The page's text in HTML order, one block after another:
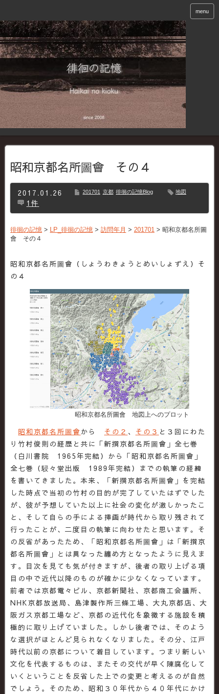
menu
昭和京都名所圖會 その４
2017.01.26 201701 京都 徘徊の記憶Blog 地図
1件
徘徊の記憶 > LP_徘徊の記憶 > 訪問年月 > 201701 > 昭和京都名所圖
會 その４
昭和京都名所圖會（しょうわきょうとめいしょずえ）そ
の４
昭和京都名所圖會 地図上へのプロット
昭和京都名所圖會から その２ 、 その３ と３回にわた
り竹村俊則の経歴と共に「新撰京都名所圖會」全七巻
（白川書院 1965年完結）から「昭和京都名所圖會」
全七巻（駸々堂出版 1989年完結）までの執筆の経緯
を書いてきました。本来、「新撰京都名所圖會」を完結
した時点で当初の竹村の目的が完了していたはずでした
が、彼が予想していた以上に社会の変化が激しかったこ
と、そして自らの手による挿画が時代から取り残されて
行ったことが、二度目の執筆に向わせたと思います。そ
の反省があったため、「昭和京都名所圖會」は「新撰京
都名所圖會」とは異なった纏め方となったように見えま
す。目次を見ても気が付きますが、後者の取り上げる項
目の中で近代以降のものが確かに少なくなっています。
前者では京都電々ビル、京都新聞社、京都商工会議所、
NHK京都放送局、島津製作所三條工場、大丸京都店、大
阪ガス京都工場など、京都の近代化を象徴する施設を積
極的に取り上げていました。しかし後者では、そのよう
な選択がほとんど見られなくなりました。その分、江戸
時代以前の京都について着目しています。つまり新しい
文化を代表するものは、またその交代が早く陳腐化して
いくということを反省した上での変更と考えるのが自然
でしょう。そのため、昭和３０年代から４０年代にかけ